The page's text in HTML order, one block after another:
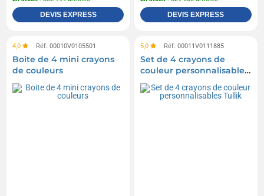
DEVIS EXPRESS DEVIS EXPRESS
4,0 Réf. 00010V0105501
Boite de 4 mini crayons
de couleurs
5,0 Réf. 00011V0111885
Set de 4 crayons de
couleur personnalisables
Tullik